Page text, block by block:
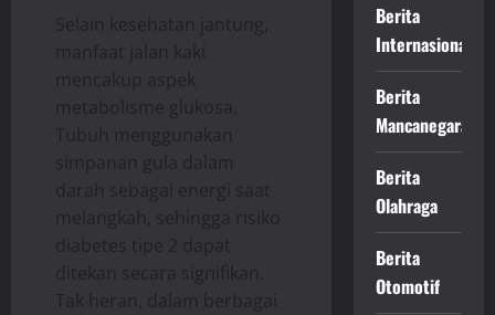
Selain kesehatan jantung,
manfaat jalan kaki
mencakup aspek
metabolisme glukosa.
Tubuh menggunakan
simpanan gula dalam
darah sebagai energi saat
melangkah, sehingga risiko
diabetes tipe 2 dapat
ditekan secara signifikan.
Tak heran, dalam berbagai
Berita
Internasional
Berita
Mancanegara
Berita
Olahraga
Berita
Otomotif